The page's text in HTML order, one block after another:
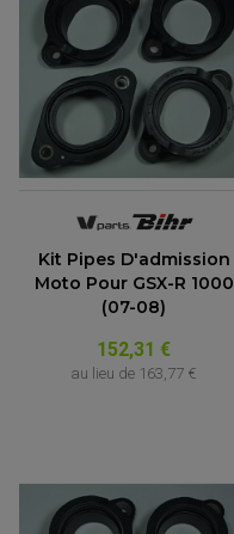
Kit Pipes D'admission
Moto Pour GSX-R 1000
(07-08)
152,31 €
au lieu de 163,77 €